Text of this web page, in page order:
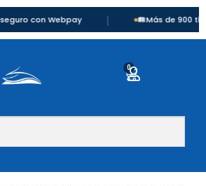
Webpay | Más de 900 títulos
0